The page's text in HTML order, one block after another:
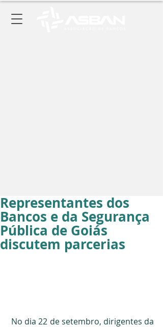
Representantes dos
Bancos e da Segurança
Pública de Goiás
discutem parcerias